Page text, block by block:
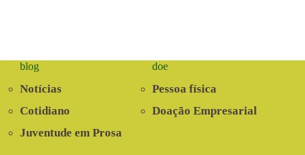
blog
Notícias
Cotidiano
Juventude em Prosa
doe
Pessoa física
Doação Empresarial